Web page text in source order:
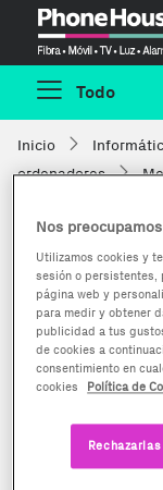
Todo
Inicio
ordenadores
Nos
Utilizamos cookies y
sesión o persistentes,
página web y
para medir y obtener
publicidad a tus
de cookies a
consentimiento en
cookies
Política de